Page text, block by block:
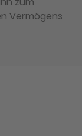
Vermögens